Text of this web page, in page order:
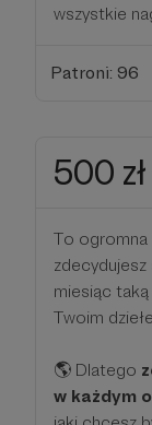
wszystkie
Patroni: 96
500 zł
To ogromna
miesiąc
Twoim
🌎 Dlatego
w każdym